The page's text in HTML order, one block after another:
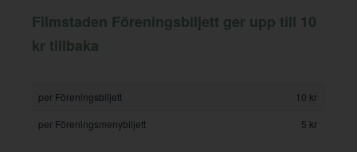
Filmstaden Föreningsbiljett ger upp till 10
kr tillbaka
per Föreningsbiljett
10 kr
per Föreningsmenybiljett
5 kr